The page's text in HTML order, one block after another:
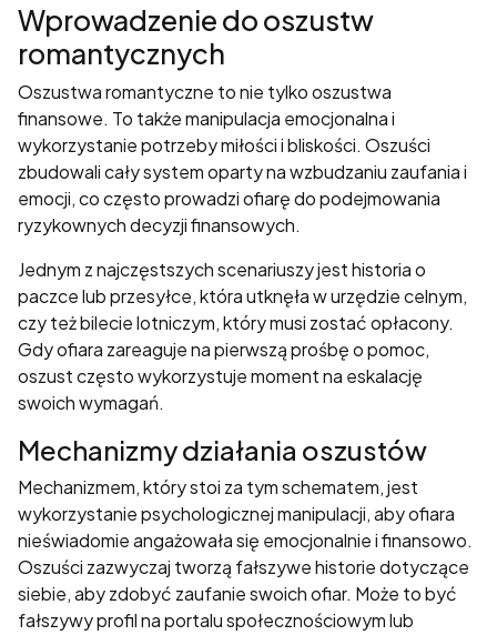
Wprowadzenie do oszustw
romantycznych
Oszustwa romantyczne to nie tylko oszustwa
finansowe. To także manipulacja emocjonalna i
wykorzystanie potrzeby miłości i bliskości. Oszuści
zbudowali cały system oparty na wzbudzaniu zaufania i
emocji, co często prowadzi ofiarę do podejmowania
ryzykownych decyzji finansowych.
Jednym z najczęstszych scenariuszy jest historia o
paczce lub przesyłce, która utknęła w urzędzie celnym,
czy też bilecie lotniczym, który musi zostać opłacony.
Gdy ofiara zareaguje na pierwszą prośbę o pomoc,
oszust często wykorzystuje moment na eskalację
swoich wymagań.
Mechanizmy działania oszustów
Mechanizmem, który stoi za tym schematem, jest
wykorzystanie psychologicznej manipulacji, aby ofiara
nieświadomie angażowała się emocjonalnie i finansowo.
Oszuści zazwyczaj tworzą fałszywe historie dotyczące
siebie, aby zdobyć zaufanie swoich ofiar. Może to być
fałszywy profil na portalu społecznościowym lub
strona jest
używana.
Doświadczenie
Aby nasza
strona
internetowa
działała jak
najlepiej
podczas
twojego
przejścia na nią.
Jeśli odrzucisz te
pliki cookie,
niektóre funkcje
znikną ze strony
Marketing
Udostępniając
swoje
zainteresowania i
zachowania